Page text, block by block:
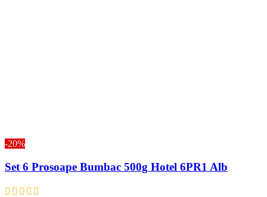
-20%
Set 6 Prosoape Bumbac 500g Hotel 6PR1 Alb